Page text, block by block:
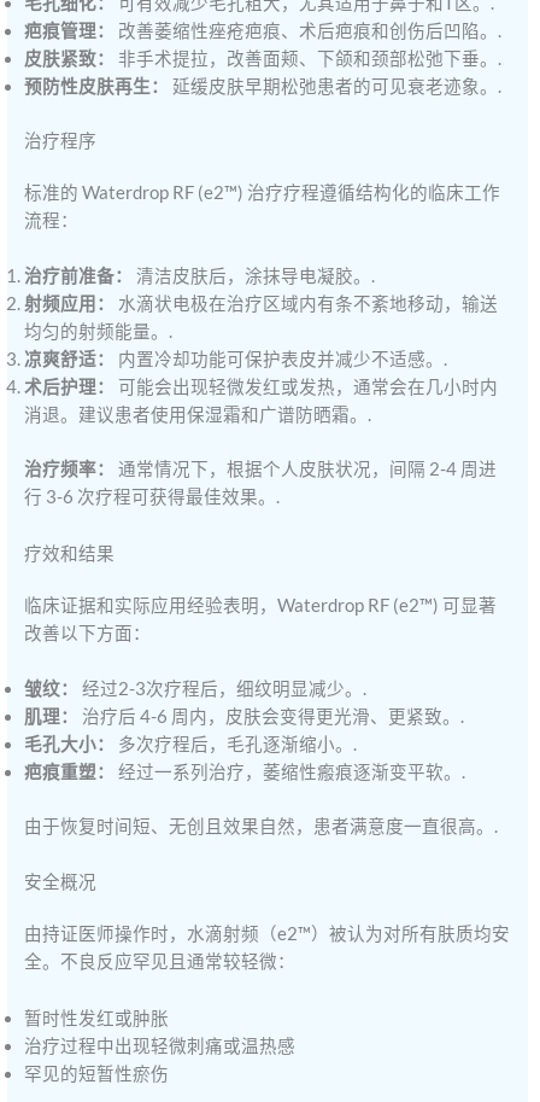
疤痕管理：
改善萎缩性痤疮疤痕、术后疤痕和创伤后凹陷。.
皮肤紧致：
非手术提拉，改善面颊、下颌和颈部松弛下垂。.
预防性皮肤再生：
延缓皮肤早期松弛患者的可见衰老迹象。.
治疗程序
标准的 Waterdrop RF (e2™) 治疗疗程遵循结构化的临床工作
流程：
治疗前准备：
清洁皮肤后，涂抹导电凝胶。.
射频应用：
水滴状电极在治疗区域内有条不紊地移动，输送
均匀的射频能量。.
凉爽舒适：
内置冷却功能可保护表皮并减少不适感。.
术后护理：
可能会出现轻微发红或发热，通常会在几小时内
消退。建议患者使用保湿霜和广谱防晒霜。.
治疗频率：
通常情况下，根据个人皮肤状况，间隔 2-4 周进
行 3-6 次疗程可获得最佳效果。.
疗效和结果
临床证据和实际应用经验表明，Waterdrop RF (e2™) 可显著
改善以下方面：
皱纹：
经过2-3次疗程后，细纹明显减少。.
肌理：
治疗后 4-6 周内，皮肤会变得更光滑、更紧致。.
毛孔大小：
多次疗程后，毛孔逐渐缩小。.
疤痕重塑：
经过一系列治疗，萎缩性瘢痕逐渐变平软。.
由于恢复时间短、无创且效果自然，患者满意度一直很高。.
安全概况
由持证医师操作时，水滴射频（e2™）被认为对所有肤质均安
全。不良反应罕见且通常较轻微：
暂时性发红或肿胀
治疗过程中出现轻微刺痛或温热感
罕见的短暂性瘀伤